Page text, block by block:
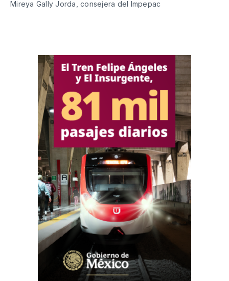
Mireya Gally Jorda, consejera del Impepac